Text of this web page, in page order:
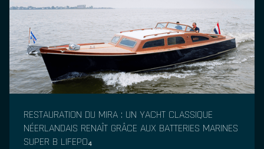
RESTAURATION DU MIRA : UN YACHT CLASSIQUE
NÉERLANDAIS RENAÎT GRÂCE AUX BATTERIES MARINES
SUPER B LIFEPO₄